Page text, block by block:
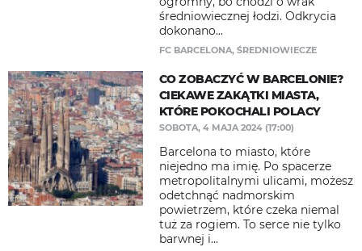
średniowiecznej łodzi. Odkrycia
dokonano...
FC BARCELONA, ŚREDNIOWIECZE
CO ZOBACZYĆ W BARCELONIE?
CIEKAWE ZAKĄTKI MIASTA,
KTÓRE POKOCHALI POLACY
SOBOTA, 4 MAJA 2024 (17:00)
Barcelona to miasto, które
niejedno ma imię. Po spacerze
metropolitalnymi ulicami, możesz
odetchnąć nadmorskim
powietrzem, które czeka niemal
tuż za rogiem. To serce nie tylko
barwnej i...